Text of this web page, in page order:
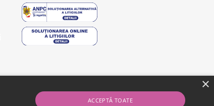
×
ACCEPTĂ TOATE